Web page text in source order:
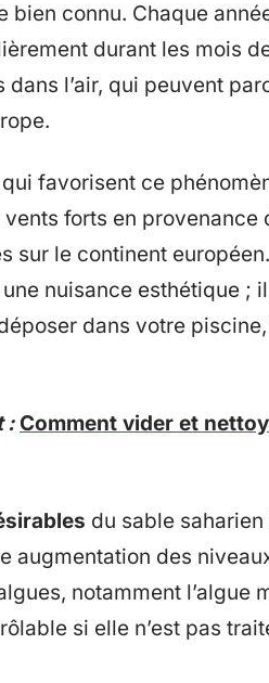
bien connu. Chaque
durant les mois
dans l’air, qui peuvent
favorisent ce
forts en provenance
sur le continent
nuisance esthétique ;
dans votre
: Comment vider et
du sable
augmentation des
notamment
si elle n’est pas